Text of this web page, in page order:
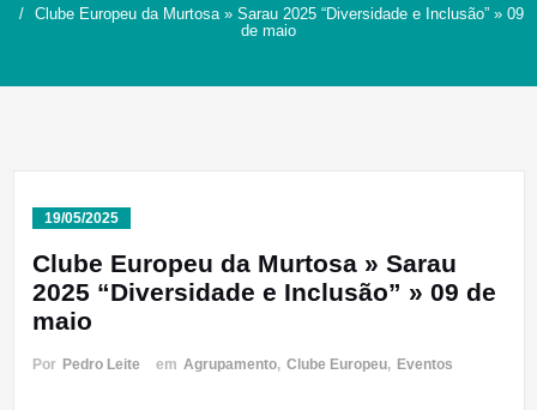
Clube Europeu da Murtosa » Sarau 2025 “Diversidade e Inclusão” » 09
de maio
19/05/2025
Clube Europeu da Murtosa » Sarau
2025 “Diversidade e Inclusão” » 09 de
maio
Por Pedro Leite em Agrupamento, Clube Europeu, Eventos